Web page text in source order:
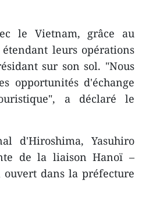
le Vietnam, grâce au
leurs opérations
sur son sol. "Nous
opportunités d'échange
a déclaré le
d'Hiroshima, Yasuhiro
de la liaison Hanoï –
dans la préfecture